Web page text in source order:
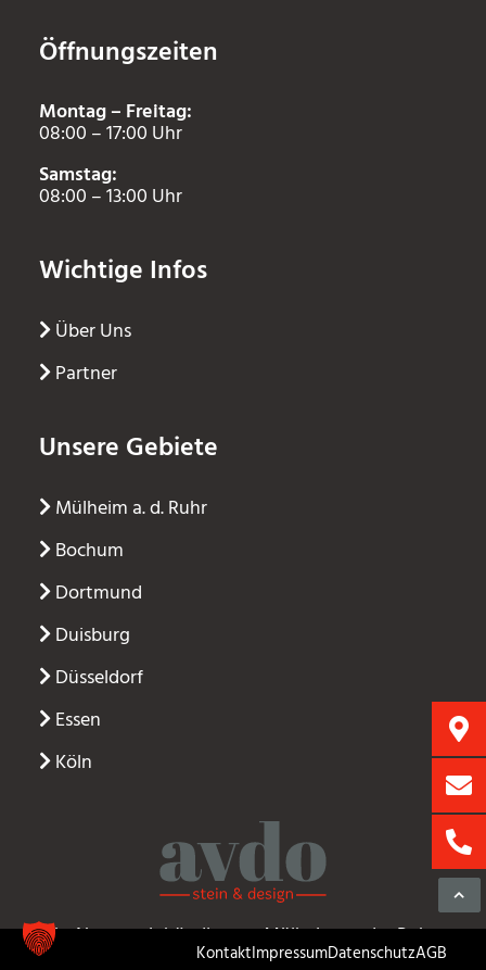
Öffnungszeiten
Montag – Freitag:
08:00 – 17:00 Uhr
Samstag:
08:00 – 13:00 Uhr
Wichtige Infos
Über Uns
Partner
Unsere Gebiete
Mülheim a. d. Ruhr
Bochum
Dortmund
Duisburg
Düsseldorf
Essen
Köln
Ihr Natursteinhändler aus Mülheim an der Ruhr
KontaktImpressumDatenschutzAGB